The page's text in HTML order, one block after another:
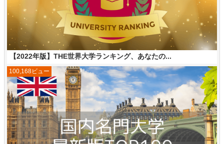
【2022年版】THE世界大学ランキング、あなたの...
100,168ビュー